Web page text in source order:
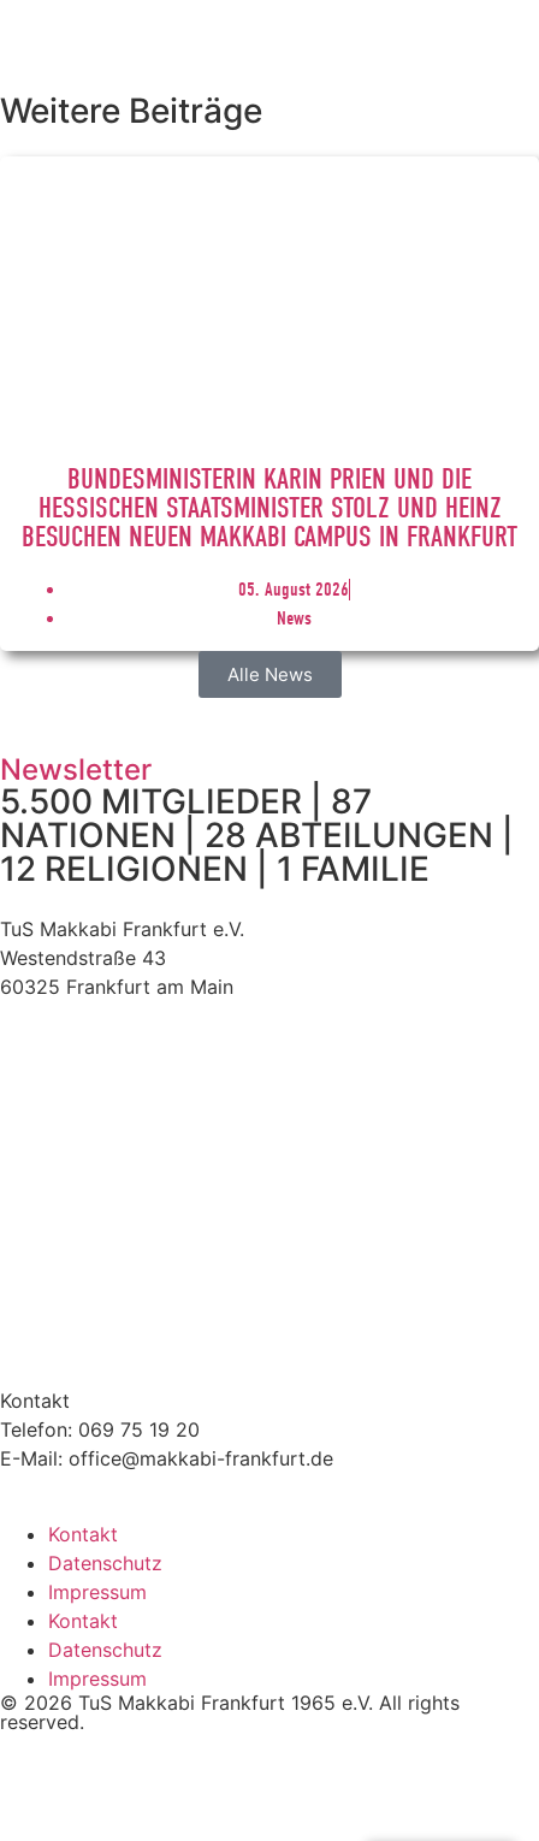
Weitere Beiträge
BUNDESMINISTERIN KARIN PRIEN UND DIE
HESSISCHEN STAATSMINISTER STOLZ UND HEINZ
BESUCHEN NEUEN MAKKABI CAMPUS IN FRANKFURT
05. August 2026
News
Alle News
Newsletter
5.500 MITGLIEDER | 87
NATIONEN | 28 ABTEILUNGEN |
12 RELIGIONEN | 1 FAMILIE
TuS Makkabi Frankfurt e.V.
Westendstraße 43
60325 Frankfurt am Main
Kontakt
Telefon: 069 75 19 20
E-Mail: office@makkabi-frankfurt.de
Kontakt
Datenschutz
Impressum
Kontakt
Datenschutz
Impressum
© 2026 TuS Makkabi Frankfurt 1965 e.V. All rights
reserved.